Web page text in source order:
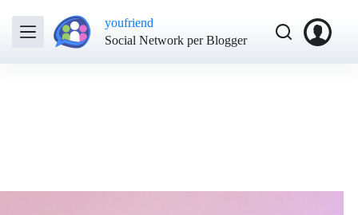
youfriend
Social Network per Blogger